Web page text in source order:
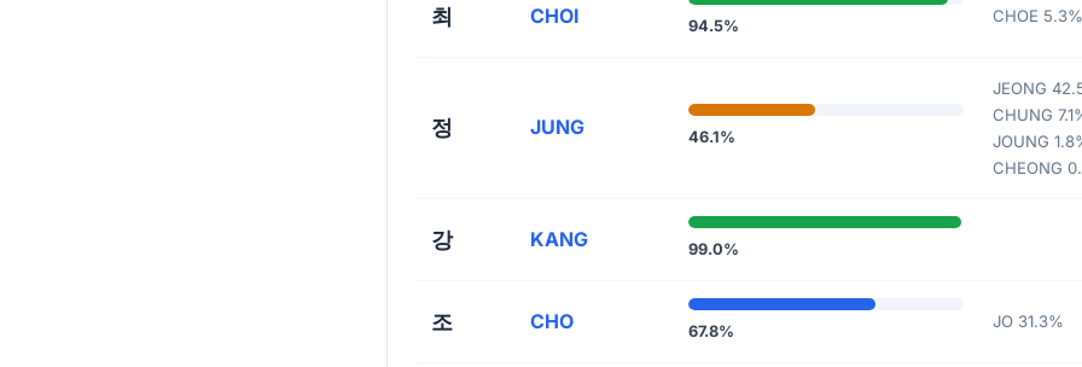
최 CHOI 94.5%
CHOE 5.3%
정 JUNG 46.1%
JEONG
CHUNG
JOUNG
CHEONG
강 KANG 99.0%
조 CHO 67.8%
JO 31.3%